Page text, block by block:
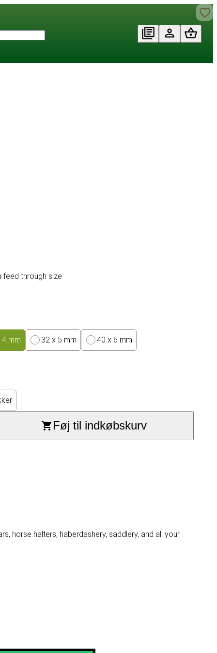
feed through size
4 mm 32 x 5 mm 40 x 6 mm
Føj til indkøbskurv
horse halters, haberdashery, saddlery, and all your